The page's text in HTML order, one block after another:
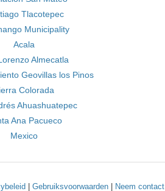
Tlacotepec
Municipality
Acala
Almecatla
Geovillas los Pinos
Colorada
Ahuashuatepec
Ana Pacueco
Mexico
Gebruiksvoorwaarden Neem contact